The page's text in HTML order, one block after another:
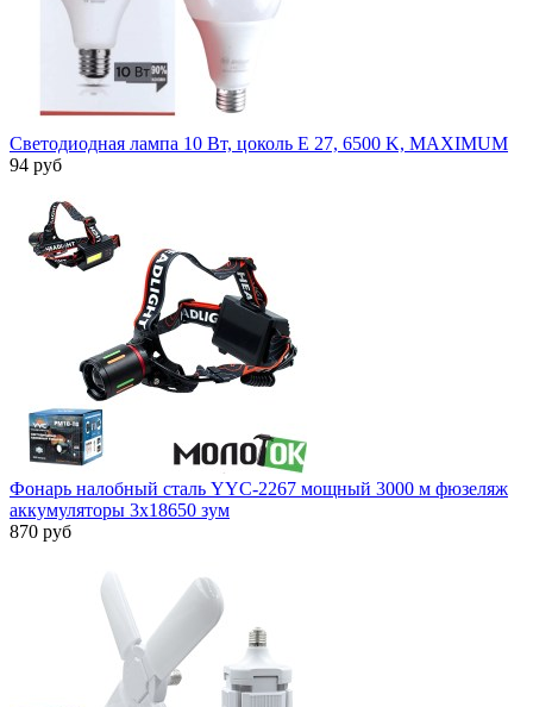
Светодиодная лампа 10 Вт, цоколь Е 27, 6500 K, MAXIMUM
94 руб
Фонарь налобный сталь YYC-2267 мощный 3000 м фюзеляж
аккумуляторы 3x18650 зум
870 руб